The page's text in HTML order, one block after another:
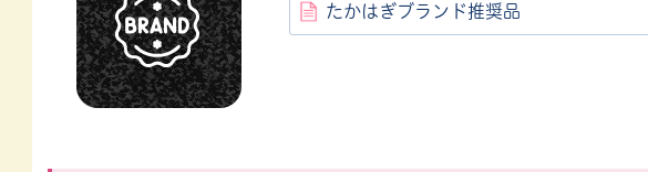
たかはぎブランド推奨品